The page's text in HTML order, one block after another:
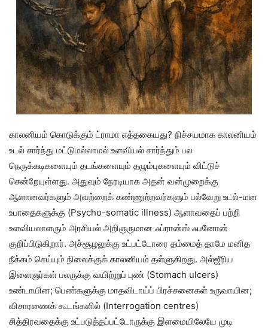
காலனியம் கொடுக்கும் ட்ராமா எத்தகையது? நிச்சயமாக காலனியம்
உடல் சார்ந்து மட்டுமல்லாமல் உளவியல் சார்ந்தும் பல
நெருக்கடிகளையும் தடங்களையும் தழும்புகளையும் விட்டுச்
சென்றேயுள்ளது. அதுவும் நேரடியாக அதன் வன்முறைக்கு
ஆளானவர்களும் அவற்றைக் கண்ணுற்றவர்களும் பல்வேறு உடல்-மன
உபாதைகளுக்கு (Psycho-somatic illness) ஆளாவதைப் பற்றி
உளவியலாளரும் அரசியல் அறிஞருமான ஃப்ரான்ஸ் ஃபனோன்
குறிப்பிடுகிறார். அச்சூழலுக்கு உட்பட்டோரை தம்மைத் தாமே மனித
நீக்கம் செய்யும் நிலைக்குக் காலனியம் தள்ளுகிறது. அல்ஜீரிய
இளைஞர்கள் பலருக்கு வயிற்றுப் புண் (Stomach ulcers)
உண்டாயின; பெண்களுக்கு மாதவிடாய்ப் பிரச்சனைகள் உருவாயின;
விசாரணைக் கூடங்களில் (Interrogation centres)
சித்திரவதைக்கு உட்படுத்தப்பட்டோருக்கு இளமையிலேயே முடி